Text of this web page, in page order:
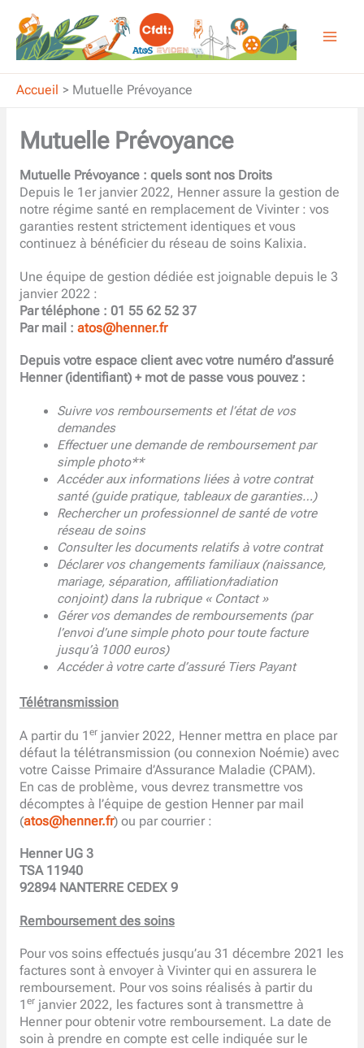
contenu
Accueil Mutuelle Prévoyance
Mutuelle Prévoyance
Mutuelle Prévoyance : quels sont nos Droits
Depuis le 1er janvier 2022, Henner assure la gestion de
notre régime santé en remplacement de Vivinter : vos
garanties restent strictement identiques et vous
continuez à bénéficier du réseau de soins Kalixia.
Une équipe de gestion dédiée est joignable depuis le 3
janvier 2022 :
Par téléphone : 01 55 62 52 37
Par mail : atos@henner.fr
Depuis votre espace client avec votre numéro d’assuré
Henner (identifiant) + mot de passe vous pouvez :
Suivre vos remboursements et l’état de vos
demandes
Effectuer une demande de remboursement par
simple photo**
Accéder aux informations liées à votre contrat
santé (guide pratique, tableaux de garanties…)
Rechercher un professionnel de santé de votre
réseau de soins
Consulter les documents relatifs à votre contrat
Déclarer vos changements familiaux (naissance,
mariage, séparation, affiliation/radiation
conjoint) dans la rubrique « Contact »
Gérer vos demandes de remboursements (par
l’envoi d’une simple photo pour toute facture
jusqu’à 1000 euros)
Accéder à votre carte d’assuré Tiers Payant
Télétransmission
A partir du 1 erjanvier 2022, Henner mettra en place par
défaut la télétransmission (ou connexion Noémie) avec
votre Caisse Primaire d’Assurance Maladie (CPAM).
En cas de problème, vous devrez transmettre vos
décomptes à l’équipe de gestion Henner par mail
(atos@henner.fr) ou par courrier :
Henner UG 3
TSA 11940
92894 NANTERRE CEDEX 9
Remboursement des soins
Pour vos soins effectués jusqu’au 31 décembre 2021 les
factures sont à envoyer à Vivinter qui en assurera le
remboursement. Pour vos soins réalisés à partir du
1 erjanvier 2022, les factures sont à transmettre à
Henner pour obtenir votre remboursement. La date de
soin à prendre en compte est celle indiquée sur le